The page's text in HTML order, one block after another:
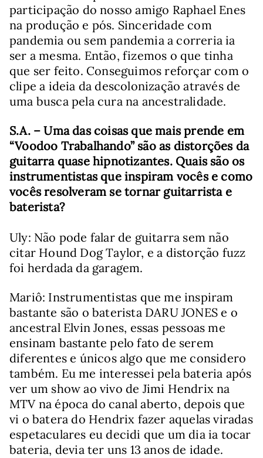
participação do nosso amigo Raphael Enes
na produção e pós. Sinceridade com
pandemia ou sem pandemia a correria ia
ser a mesma. Então, fizemos o que tinha
que ser feito. Conseguimos reforçar com o
clipe a ideia da descolonização através de
uma busca pela cura na ancestralidade.
S.A. – Uma das coisas que mais prende em
“Voodoo Trabalhando” são as distorções da
guitarra quase hipnotizantes. Quais são os
instrumentistas que inspiram vocês e como
vocês resolveram se tornar guitarrista e
baterista?
Uly: Não pode falar de guitarra sem não
citar Hound Dog Taylor, e a distorção fuzz
foi herdada da garagem.
Mariô: Instrumentistas que me inspiram
bastante são o baterista DARU JONES e o
ancestral Elvin Jones, essas pessoas me
ensinam bastante pelo fato de serem
diferentes e únicos algo que me considero
também. Eu me interessei pela bateria após
ver um show ao vivo de Jimi Hendrix na
MTV na época do canal aberto, depois que
vi o batera do Hendrix fazer aquelas viradas
espetaculares eu decidi que um dia ia tocar
bateria, devia ter uns 13 anos de idade.